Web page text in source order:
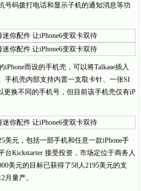
号码拨打电话和显示子机的通知消息等功
iPhone而设的手机壳，可以将Talkase插入
手机壳内部支持内置一支取卡针、一张SI
更换不同的手机号，但目前该手机壳仅有iP
美元，包括一部手机和任意一款iPhone手
台Kickstarter 接受投资，市场定位于商务人
美元的目标已获得了58人2195美元的支
月量产。